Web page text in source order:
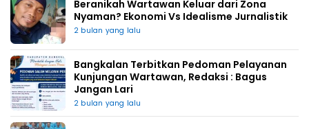
Beranikah Wartawan Keluar dari Zona
Nyaman? Ekonomi Vs Idealisme Jurnalistik
2 bulan yang lalu
Bangkalan Terbitkan Pedoman Pelayanan
Kunjungan Wartawan, Redaksi : Bagus
Jangan Lari
2 bulan yang lalu